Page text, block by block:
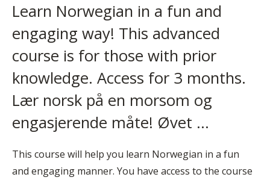
Learn Norwegian in a fun and
engaging way! This advanced
course is for those with prior
knowledge. Access for 3 months.
Lær norsk på en morsom og
engasjerende måte! Øvet ...
This course will help you learn Norwegian in a fun
and engaging manner. You have access to the course